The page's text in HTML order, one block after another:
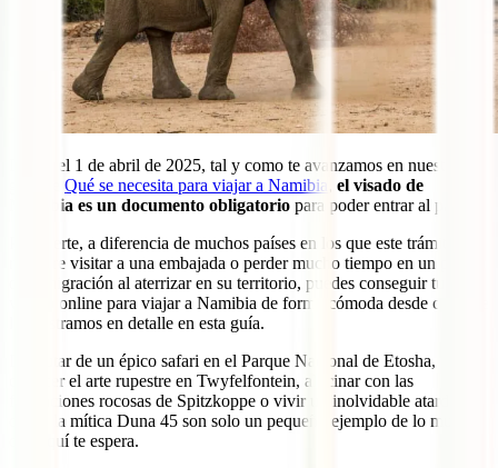
Desde el 1 de abril de 2025, tal y como te avanzamos en nuestra
Qué se necesita para viajar a Namibia
el visado de
Namibia es un documento obligatorio para poder entrar al país.
Por suerte, a diferencia de muchos países en los que este trámite
requiere visitar a una embajada o perder mucho tiempo en un puesto
de inmigración al aterrizar en su territorio, puedes conseguir tu
visado online para viajar a Namibia de forma cómoda desde casa. Te
lo mostramos en detalle en esta guía.
Disfrutar de un épico safari en el Parque Nacional de Etosha,
conocer el arte rupestre en Twyfelfontein, alucinar con las
formaciones rocosas de Spitzkoppe o vivir un inolvidable atardecer
desde la mítica Duna 45 son solo un pequeño ejemplo de lo mucho
que aquí te espera.